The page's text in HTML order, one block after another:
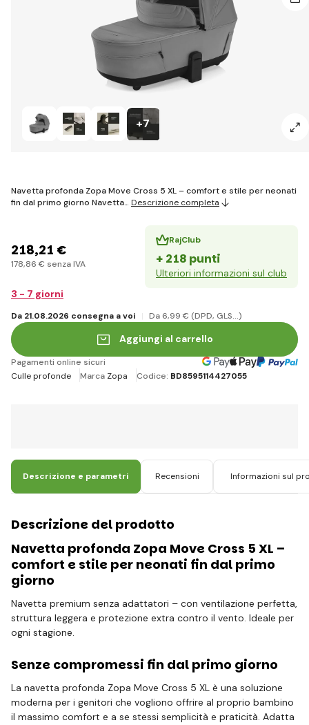
+7
Navetta profonda Zopa Move Cross 5 XL – comfort e stile per neonati
fin dal primo giorno Navetta… Descrizione completa
218,21 €
178,86 € senza IVA
RajClub
+ 218 punti
Ulteriori informazioni sul club
3 - 7 giorni
Da 21.08.2026 consegna a voi Da 6,99 € (DPD, GLS...)
Aggiungi al carrello
Pagamenti online sicuri
Culle profonde
Marca Zopa Codice: BD8595114427055
Descrizione e parametri Recensioni Informazioni sul
Descrizione del prodotto
Navetta profonda Zopa Move Cross 5 XL –
comfort e stile per neonati fin dal primo
giorno
Navetta premium senza adattatori – con ventilazione perfetta,
struttura leggera e protezione extra contro il vento. Ideale per
ogni stagione.
Senze compromessi fin dal primo giorno
La navetta profonda Zopa Move Cross 5 XL è una soluzione
moderna per i genitori che vogliono offrire al proprio bambino
il massimo comfort e a se stessi semplicità e praticità. Adatta